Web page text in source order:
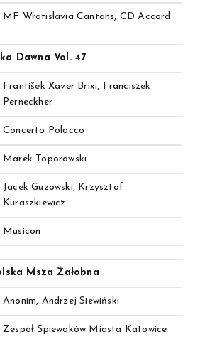
MF Wratislavia Cantans, CD Accord
Dawna Vol. 47
František Xaver Brixi, Franciszek
Perneckher
Concerto Polacco
Marek Toporowski
Jacek Guzowski, Krzysztof
Kuraszkiewicz
Musicon
Msza Żałobna
Anonim, Andrzej Siewiński
Zespół Śpiewaków Miasta Katowice